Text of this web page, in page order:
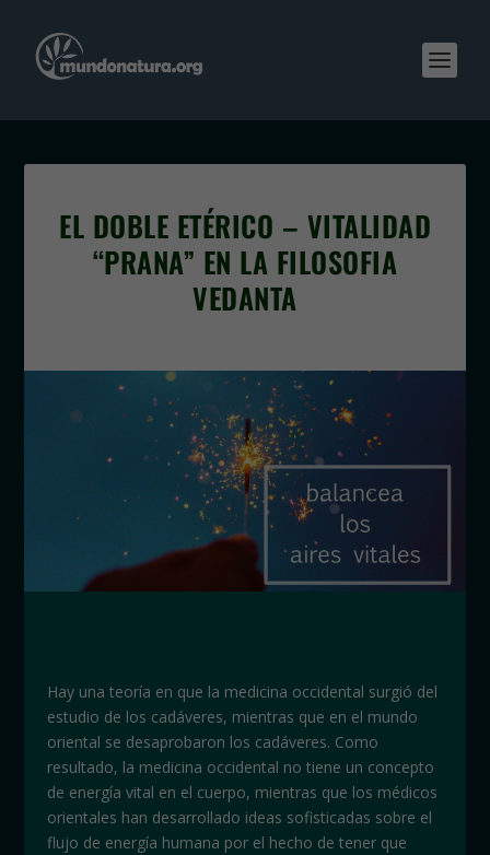
EL DOBLE ETÉRICO – VITALIDAD
“PRANA” EN LA FILOSOFIA
VEDANTA
Hay una teoría en que la medicina occidental surgió del
estudio de los cadáveres, mientras que en el mundo
oriental se desaprobaron los cadáveres. Como
resultado, la medicina occidental no tiene un concepto
de energía vital en el cuerpo, mientras que los médicos
orientales han desarrollado ideas sofisticadas sobre el
flujo de energía humana por el hecho de tener que